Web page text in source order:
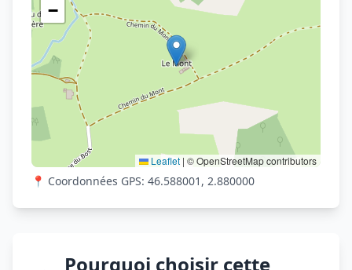
−
Leaflet | © OpenStreetMap contributors
📍 Coordonnées GPS: 46.588001, 2.880000
Pourquoi choisir cette